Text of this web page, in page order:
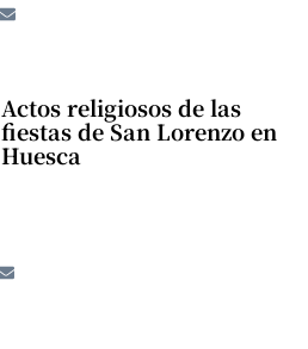
Actos religiosos de las
fiestas de San Lorenzo en
Huesca